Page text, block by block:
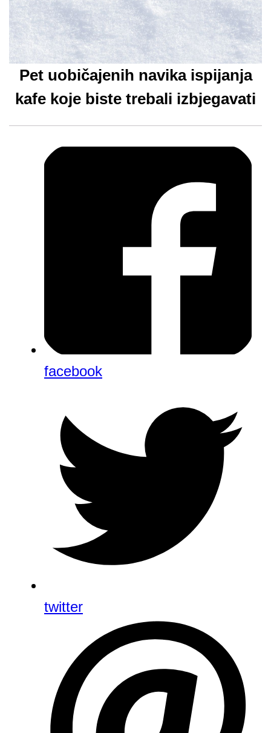
Pet uobičajenih navika ispijanja
kafe koje biste trebali izbjegavati
facebook
twitter